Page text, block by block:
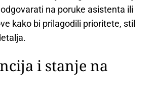
na poruke asistenta ili
kako bi prilagodili prioritete, stil
i stanje na